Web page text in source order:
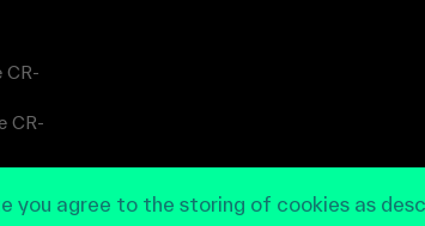
CR-
CR-
you agree to the storing of cookies as